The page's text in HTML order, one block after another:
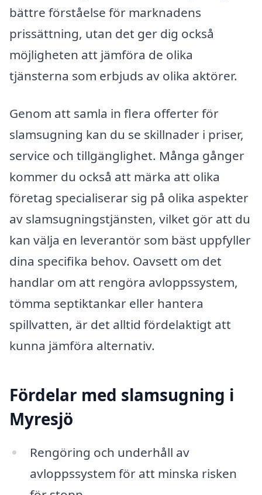
bättre förståelse för marknadens
prissättning, utan det ger dig också
möjligheten att jämföra de olika
tjänsterna som erbjuds av olika aktörer.
Genom att samla in flera offerter för
slamsugning kan du se skillnader i priser,
service och tillgänglighet. Många gånger
kommer du också att märka att olika
företag specialiserar sig på olika aspekter
av slamsugningstjänsten, vilket gör att du
kan välja en leverantör som bäst uppfyller
dina specifika behov. Oavsett om det
handlar om att rengöra avloppssystem,
tömma septiktankar eller hantera
spillvatten, är det alltid fördelaktigt att
kunna jämföra alternativ.
Fördelar med slamsugning i
Myresjö
Rengöring och underhåll av
avloppssystem för att minska risken